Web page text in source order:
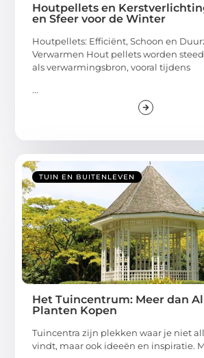
Houtpellets en
en Sfeer voor de Winter
Houtpellets: Efficiënt, Schoon en
Verwarmen Hout pellets worden
als verwarmingsbron, vooral tijdens
...
TUIN EN BUITENLEVEN
Het Tuincentrum: Meer dan
Planten Kopen
Tuincentra zijn plekken waar je niet
vindt, maar ook ideeën en inspiratie.